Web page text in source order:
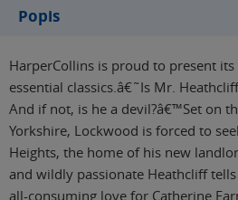
Popis
HarperCollins is proud to present
essential classics.â€˜Is Mr.
And if not, is he a devil?â€™Set on
Yorkshire, Lockwood is forced to
Heights, the home of his new
and wildly passionate Heathcliff
all-consuming love for Catherine